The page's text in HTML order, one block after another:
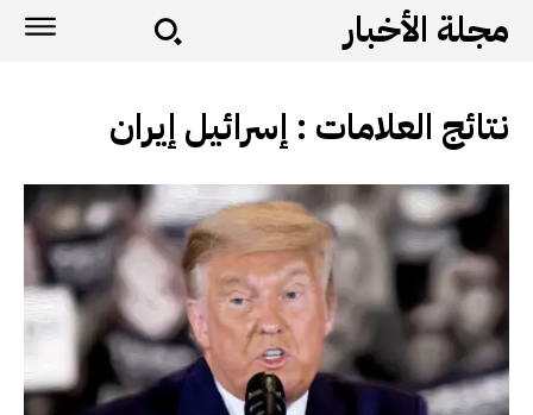
مجلة الأخبار
نتائج العلامات : إسرائيل إيران